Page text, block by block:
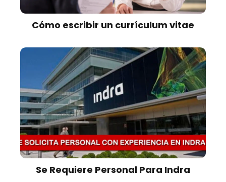
Cómo escribir un currículum vitae
Se Requiere Personal Para Indra